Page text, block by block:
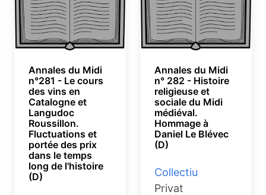
Annales du Midi
n°281 - Le cours
des vins en
Catalogne et
Langudoc
Roussillon.
Fluctuations et
portée des prix
dans le temps
long de l'histoire
(D)
Annales du Midi
n° 282 - Histoire
religieuse et
sociale du Midi
médiéval.
Hommage à
Daniel Le Blévec
(D)
Collectiu
Privat